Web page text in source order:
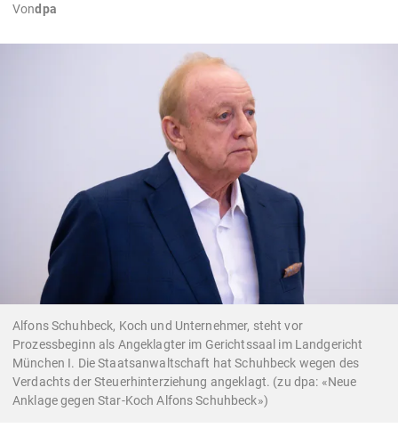
Vondpa
Alfons Schuhbeck, Koch und Unternehmer, steht vor
Prozessbeginn als Angeklagter im Gerichtssaal im Landgericht
München I. Die Staatsanwaltschaft hat Schuhbeck wegen des
Verdachts der Steuerhinterziehung angeklagt. (zu dpa: «Neue
Anklage gegen Star-Koch Alfons Schuhbeck»)